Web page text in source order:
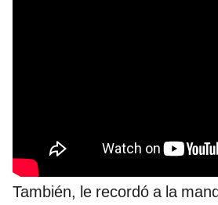
También, le recordó a la